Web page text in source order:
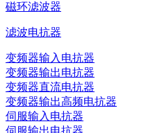
磁环滤波器
滤波电抗器
变频器输入电抗器
变频器输出电抗器
变频器直流电抗器
变频器输出高频电抗器
伺服输入电抗器
伺服输出电抗器